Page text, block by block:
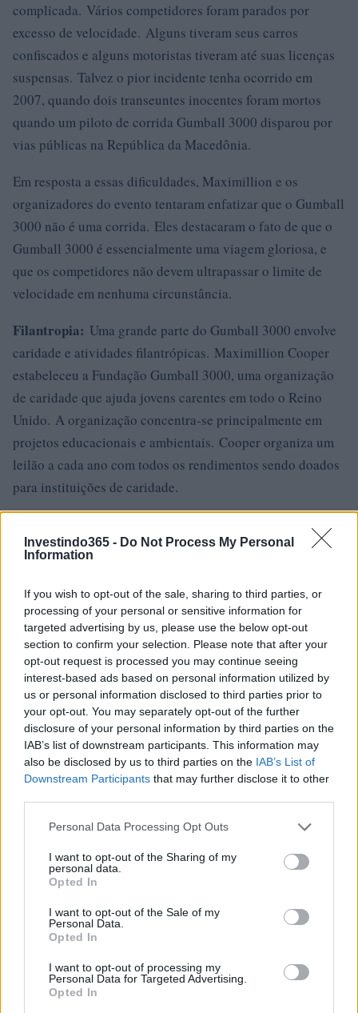
Investindo365 - Do Not Process My Personal
Information
If you wish to opt-out of the sale, sharing to third parties, or
processing of your personal or sensitive information for
targeted advertising by us, please use the below opt-out
section to confirm your selection. Please note that after your
opt-out request is processed you may continue seeing
interest-based ads based on personal information utilized by
us or personal information disclosed to third parties prior to
your opt-out. You may separately opt-out of the further
disclosure of your personal information by third parties on the
IAB’s list of downstream participants. This information may
also be disclosed by us to third parties on the IAB’s List of
Downstream Participants that may further disclose it to other
Please note that this website/app uses one or more Google
not limited to your visit or usage behaviour. You may click to
grant or deny consent to Google and its third-party tags to
use your data for below specified purposes in below Google
consent section.
Personal Data Processing Opt Outs
I want to opt-out of the Sharing of my
personal data.
Opted In
I want to opt-out of the Sale of my
Personal Data.
Opted In
I want to opt-out of processing my
Personal Data for Targeted Advertising.
Opted In
complicada. Vários competidores foram parados por
excesso de velocidade. Alguns tiveram seus carros
confiscados e alguns motoristas tiveram até suas licenças
suspensas. Talvez o pior incidente tenha ocorrido em
2007, quando dois transeuntes inocentes foram mortos
quando um piloto de corrida Gumball 3000 disparou por
vias públicas na República da Macedônia.
Em resposta a essas dificuldades, Maximillion e os
organizadores do evento tentaram enfatizar que o Gumball
3000 não é uma corrida. Eles destacaram o fato de que o
Gumball 3000 é essencialmente uma viagem gloriosa, e
que os competidores não devem ultrapassar o limite de
velocidade em nenhuma circunstância.
Filantropia: Uma grande parte do Gumball 3000 envolve
caridade e atividades filantrópicas. Maximillion Cooper
estabeleceu a Fundação Gumball 3000, uma organização
de caridade que ajuda jovens carentes em todo o Reino
Unido. A organização concentra-se principalmente em
projetos educacionais e ambientais. Cooper organiza um
leilão a cada ano com todos os rendimentos sendo doados
para instituições de caridade.
A Fundação Gumball 3000 também tem parceria com
outros grupos, como Tony Hawk’s Stand up for
doou US $ 100.000 para a organização Hawk. Em 2014, a
Fundação Gumball 3000 financiou uma viagem para a
instituição de caridade When You Wish Upon A Star. Esta
organização envia crianças com doenças terminais para a
Lapônia pouco antes do Natal.
Relacionamentos:a primeira esposa de Maximillion foi
Julie Brangstrup, com quem ele se casou em 2003. No
decorrer de seu relacionamento, Brangstrup e Cooper
tiveram quatro filhos antes de se divorciarem em 2010.
Mais tarde naquele ano, a rapper Eve participou do
Gumball 3000 após ser patrocinado por Puma. Depois que
Eve e Cooper se conheceram, eles começaram a namorar.
Três anos depois, Cooper anunciou nas redes sociais que
havia proposto Eve em casamento. Em 2014, os dois se
casaram em Ibiza. Naquele ano, Eve e Maximillion
momento em que este livro foi escrito, eles ainda estão
juntos. Ambos os cônjuges revelaram que esta é a primeira